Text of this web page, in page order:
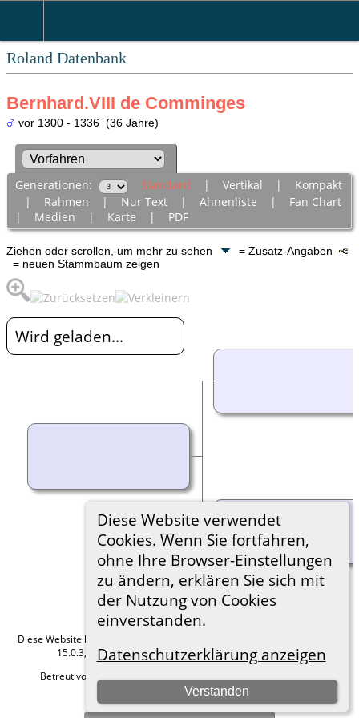
Roland Datenbank
Diese Website verwendet
Cookies. Wenn Sie fortfahren,
ohne Ihre Browser-Einstellungen
zu ändern, erklären Sie sich mit
der Nutzung von Cookies
einverstanden.
Datenschutzerklärung anzeigen
Verstanden
Bernhard.VIII de Comminges
vor 1300 - 1336 (36 Jahre)
Generationen: Standard | Vertikal | Kompakt
| Rahmen | Nur Text| Ahnenliste | Fan Chart
| Medien | Karte | PDF
Ziehen oder scrollen, um mehr zu sehen
= Zusatz-Angaben
= neuen Stammbaum zeigen
Wird geladen...
Diese Website läuft mit
15.0.3, programmiert von Darrin Lythgoe © 2001-2026.
Betreut von
Hier geht es zum Impressum